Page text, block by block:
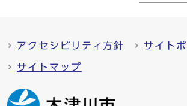
アクセシビリティ方針 サイト
サイトマップ